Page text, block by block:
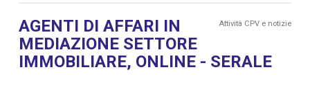
Attività CPV e notizie
AGENTI DI AFFARI IN
MEDIAZIONE SETTORE
IMMOBILIARE, ONLINE - SERALE